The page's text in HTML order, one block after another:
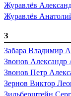
Журавлёв
Журавлёв
З
Забара Владимир
Звонов Александр
Звонов Петр
Зернов Виктор
Зильберштейн